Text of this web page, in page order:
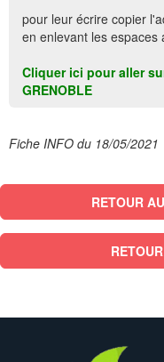
pour leur écrire copier
en enlevant les espaces
Cliquer ici pour aller
GRENOBLE
Fiche INFO du 18/05/2021
RETOUR